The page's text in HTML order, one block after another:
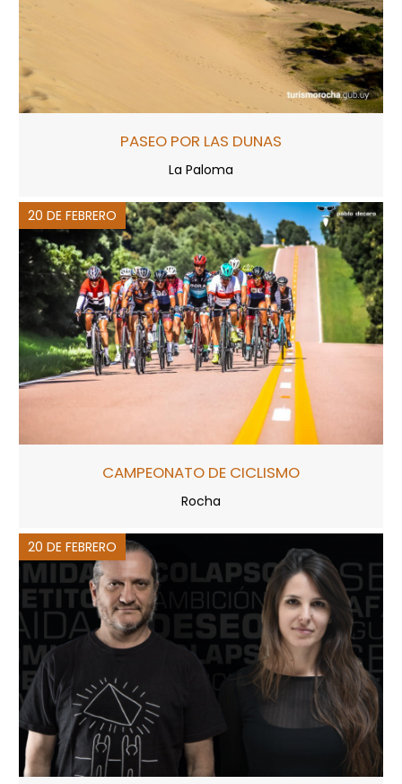
PASEO POR LAS DUNAS
La Paloma
20 DE FEBRERO
CAMPEONATO DE CICLISMO
Rocha
20 DE FEBRERO